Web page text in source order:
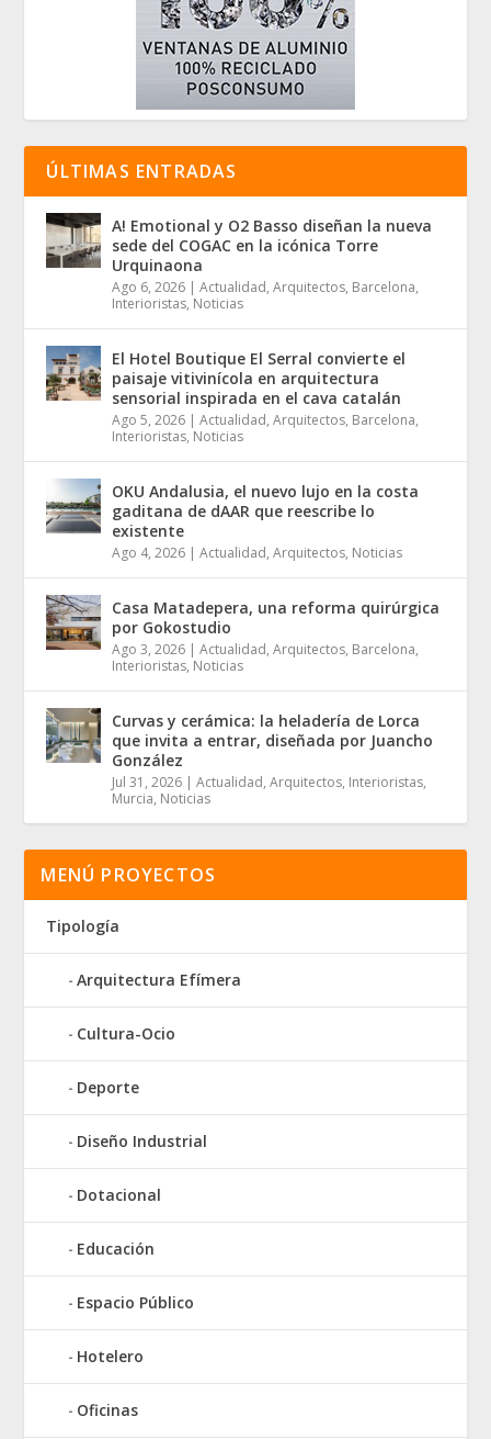
ÚLTIMAS ENTRADAS
A! Emotional y O2 Basso diseñan la nueva
sede del COGAC en la icónica Torre
Urquinaona
Ago 6, 2026 |Actualidad,Arquitectos, Barcelona,
Interioristas, Noticias
El Hotel Boutique El Serral convierte el
paisaje vitivinícola en arquitectura
sensorial inspirada en el cava catalán
Ago 5, 2026 |Actualidad,Arquitectos, Barcelona,
Interioristas, Noticias
OKU Andalusia, el nuevo lujo en la costa
gaditana de dAAR que reescribe lo
existente
Ago 4, 2026 |Actualidad,Arquitectos, Noticias
Casa Matadepera, una reforma quirúrgica
por Gokostudio
Ago 3, 2026 |Actualidad,Arquitectos, Barcelona,
Interioristas, Noticias
Curvas y cerámica: la heladería de Lorca
que invita a entrar, diseñada por Juancho
González
Jul 31, 2026 |Actualidad,Arquitectos, Interioristas,
Murcia, Noticias
MENÚ PROYECTOS
Tipología
Arquitectura Efímera
Cultura-Ocio
Deporte
Diseño Industrial
Dotacional
Educación
Espacio Público
Hotelero
Oficinas